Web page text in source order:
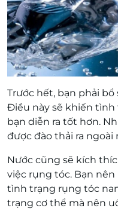
Trước hết, bạn phải
Điều này sẽ khiến tình
bạn diễn ra tốt hơn.
được đào thải ra ngoài
Nước cũng sẽ kích
việc rụng tóc. Bạn
tình trạng rụng tóc
trạng cơ thể mà nên